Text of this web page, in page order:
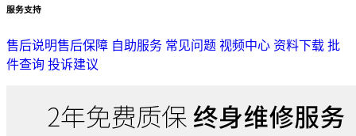
服务支持
售后说明售后保障 自助服务 常见问题 视频中心 资料下载 批
件查询 投诉建议